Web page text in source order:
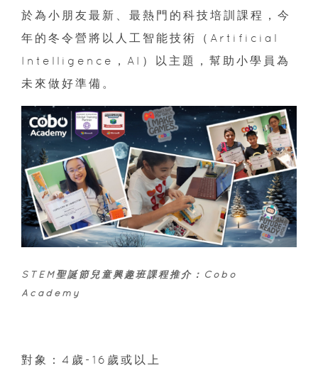
於為小朋友最新、最熱門的科技培訓課程，今
年的冬令營將以人工智能技術（Artificial
Intelligence，AI）以主題，幫助小學員為
未來做好準備。
STEM聖誕節兒童興趣班課程推介：Cobo
Academy
對象：4歲-16歲或以上